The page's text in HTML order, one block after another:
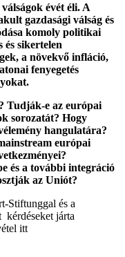
évét éli. A
gazdasági válság és
komoly politikai
és sikertelen
a növekvő infláció,
fenyegetés
Tudják-e az európai
sorozatát? Hogy
hangulatára?
európai
és a további integráció
az Uniót?
Stiftunggal és a
kérdéseket járta
itt